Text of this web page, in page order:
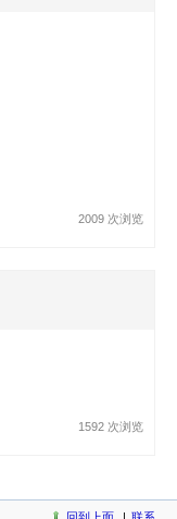
2009 次浏览
1592 次浏览